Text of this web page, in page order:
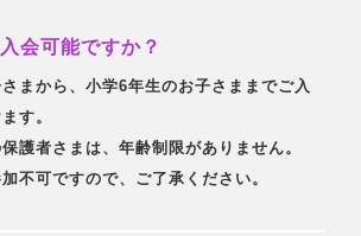
会可能ですか？
まから、小学6年生のお子さままでご入
す。
護者さまは、年齢制限がありません。
不可ですので、ご了承ください。